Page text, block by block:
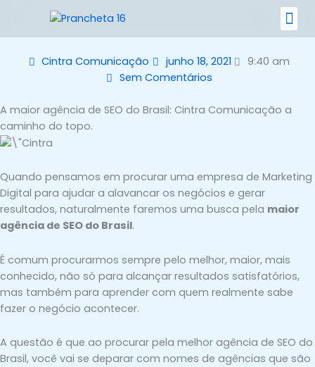
o
conteúdoCintra Comunicação junho 18, 2021
9:40 am
Sem Comentários
A maior agência de SEO do Brasil: Cintra Comunicação a
caminho do topo.
Quando pensamos em procurar uma empresa de Marketing
Digital para ajudar a alavancar os negócios e gerar
resultados, naturalmente faremos uma busca pela maior
agência de SEO do Brasil.
É comum procurarmos sempre pelo melhor, maior, mais
conhecido, não só para alcançar resultados satisfatórios,
mas também para aprender com quem realmente sabe
fazer o negócio acontecer.
A questão é que ao procurar pela melhor agência de SEO do
Brasil, você vai se deparar com nomes de agências que são